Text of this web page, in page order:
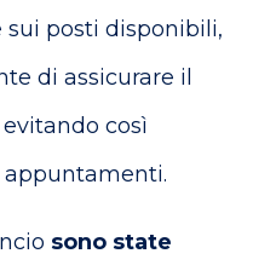
sui posti disponibili,
di assicurare il
così
sono state